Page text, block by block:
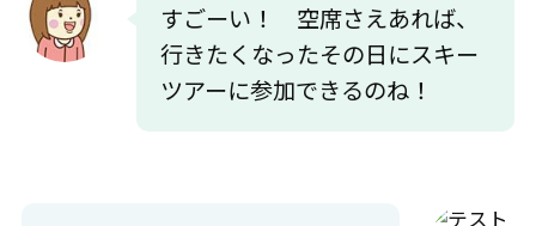
すごーい！ 空席さえあれば、
行きたくなったその日にスキー
ツアーに参加できるのね！